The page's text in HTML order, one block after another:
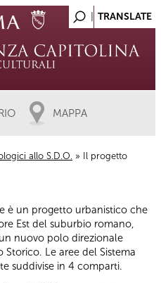
MAPPA
allo S.D.O. » Il progetto
è un progetto urbanistico che
Est del suburbio romano,
nuovo polo direzionale
Le aree del Sistema
suddivise in 4 comparti.